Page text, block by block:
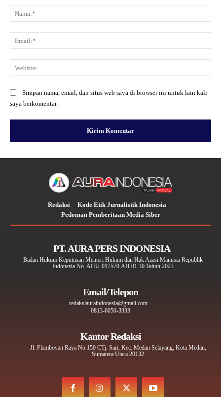
Simpan nama, email, dan situs web saya di browser ini untuk lain kali
saya berkomentar.
Redaksi
Kode Etik Jurnalistik Indonesia
Pedoman Pemberitaan Media Siber
PT. AURA PERS INDONESIA
Badan Hukum Keputusan Menteri Hukum dan Hak Azasi Manusia Republik
Indonesia No. AHU-017570.AH.01.30.Tahun 2023
Email/Telepon
redaksiauraindonesia@gmail.com
0813-6050-3333
Kantor Redaksi
Jl. Flamboyan Raya No.150 CTj. Sari, Kec. Medan Selayang, Kota Medan,
Sumatera Utara 20132